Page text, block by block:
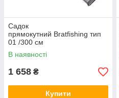
Садок
прямокутний Bratfishing тип
01 /300 см
В наявності
1 658 ₴
Купити